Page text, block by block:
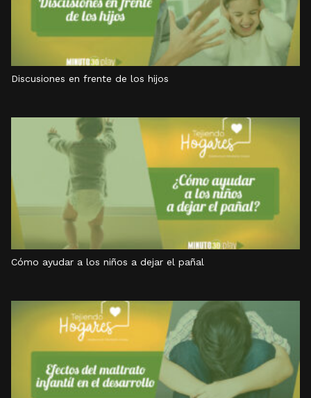
Discusiones en frente de los hijos
Cómo ayudar a los niños a dejar el pañal